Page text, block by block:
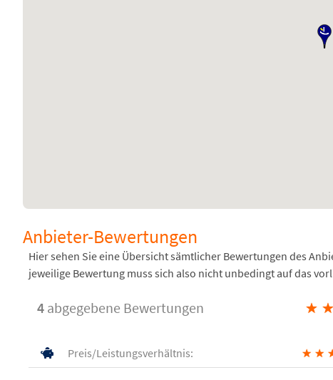
Anbieter-Bewertungen
Hier sehen Sie eine Übersicht sämtlicher Bewertungen des
jeweilige Bewertung muss sich also nicht unbedingt auf das
4 abgegebene Bewertungen ★ ★
Preis/Leistungsverhältnis: ★ ★